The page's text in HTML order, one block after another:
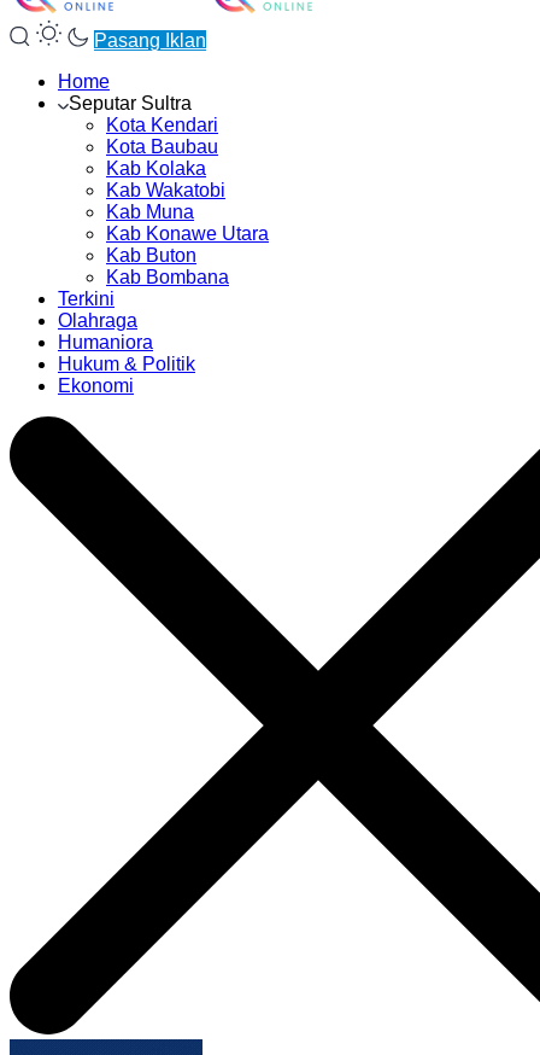
Pasang Iklan
Home
Seputar Sultra
Kota Kendari
Kota Baubau
Kab Kolaka
Kab Wakatobi
Kab Muna
Kab Konawe Utara
Kab Buton
Kab Bombana
Terkini
Olahraga
Humaniora
Hukum & Politik
Ekonomi